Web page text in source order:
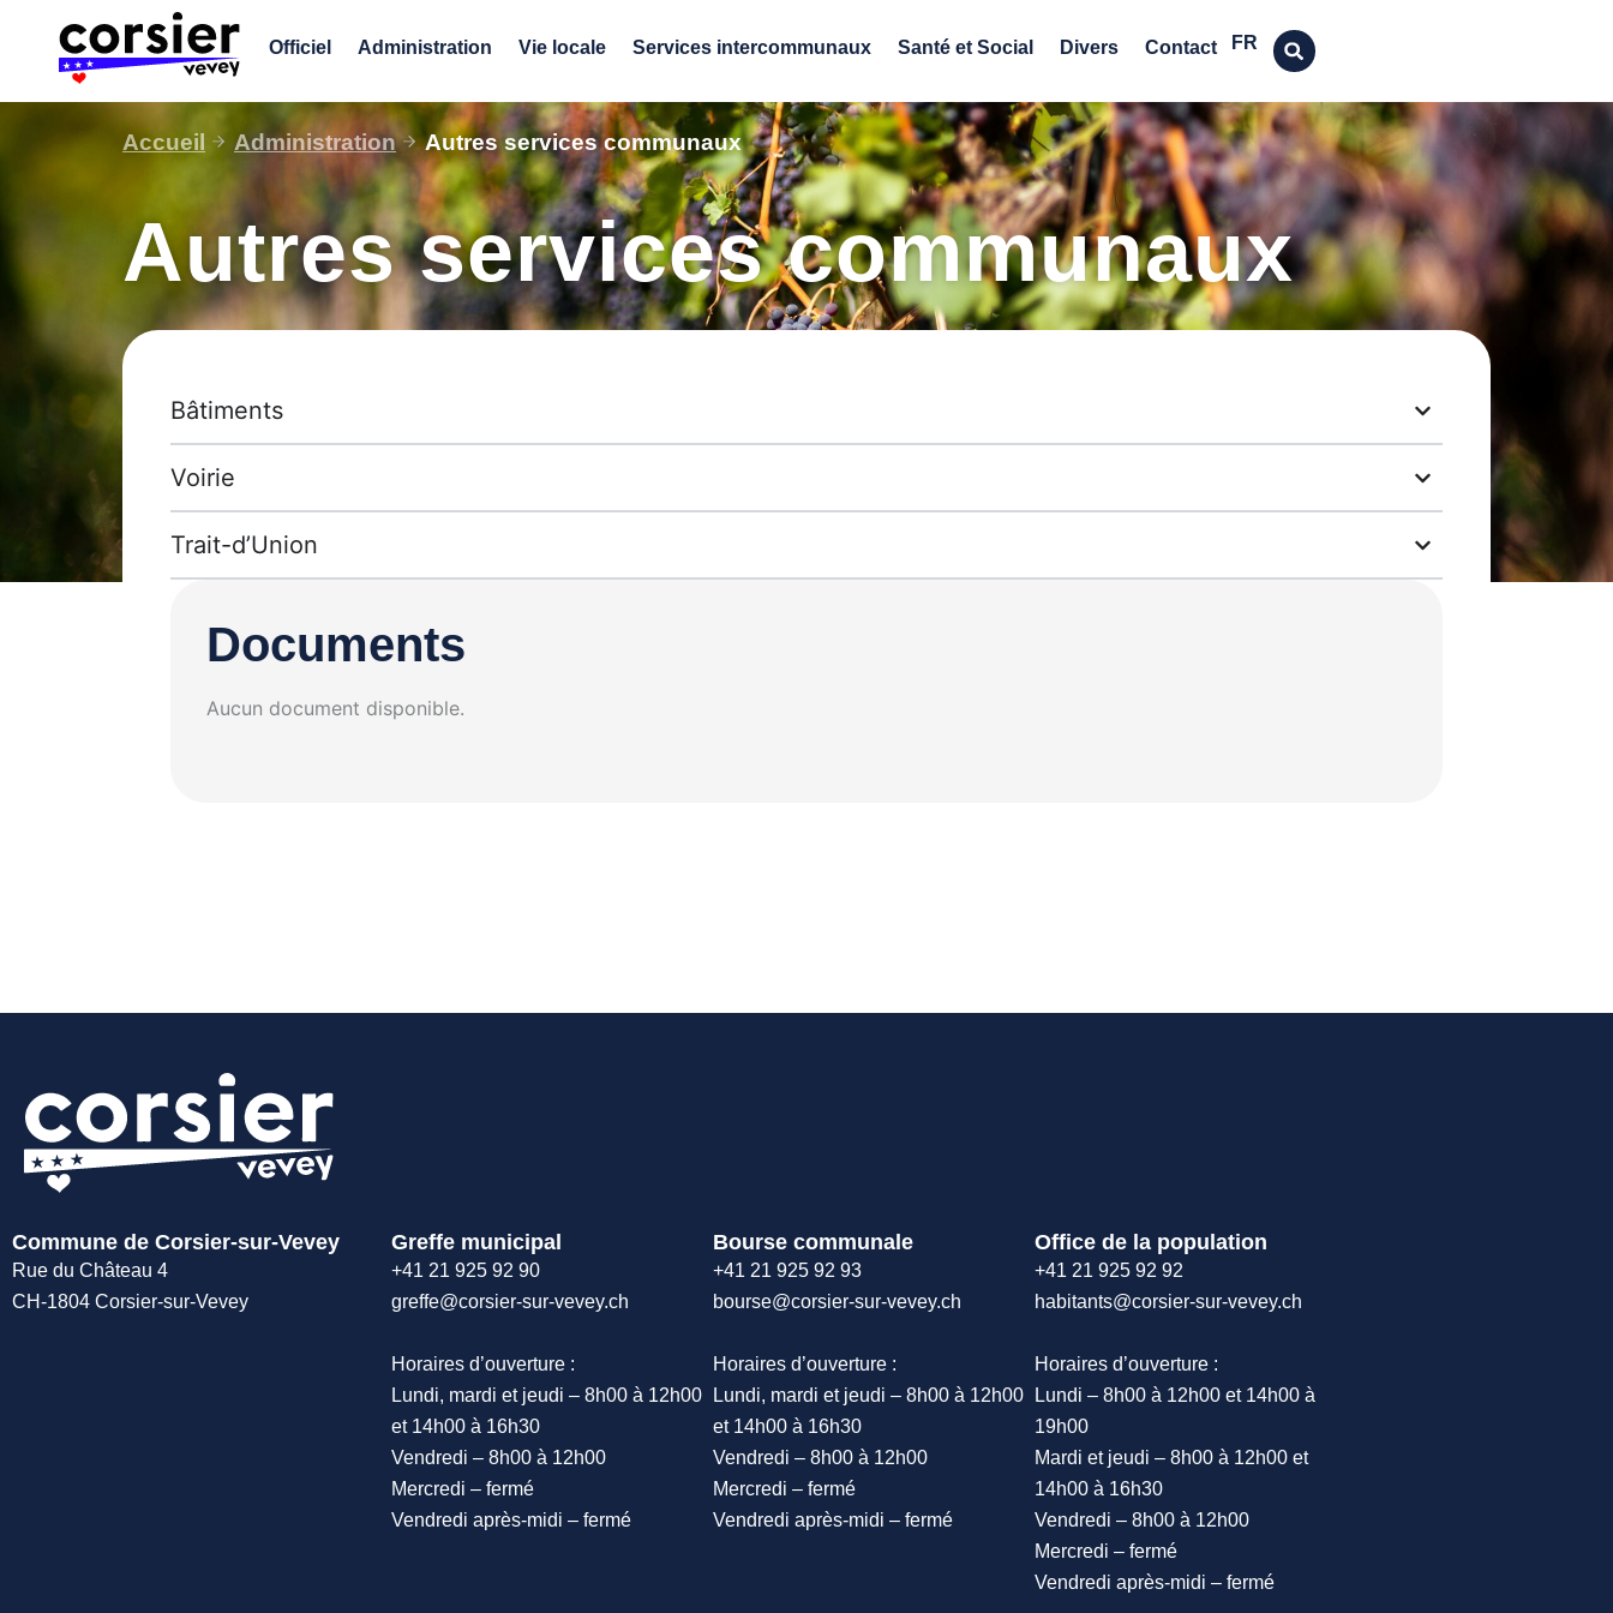
contenu
Officiel Administration Vie locale Services intercommunaux Santé et Social Divers Contact FR
EN
Accueil Administration Autres services communaux
Autres services communaux
Bâtiments
Voirie
Trait-d’Union
Documents
Aucun document disponible.
Commune de Corsier-sur-Vevey
Rue du Château 4
CH-1804 Corsier-sur-Vevey
Greffe municipal
+41 21 925 92 90
greffe@corsier-sur-vevey.ch
Horaires d’ouverture :
Lundi, mardi et jeudi – 8h00 à 12h00
et 14h00 à 16h30
Vendredi – 8h00 à 12h00
Mercredi – fermé
Vendredi après-midi – fermé
Bourse communale
+41 21 925 92 93
bourse@corsier-sur-vevey.ch
Horaires d’ouverture :
Lundi, mardi et jeudi – 8h00 à 12h00
et 14h00 à 16h30
Vendredi – 8h00 à 12h00
Mercredi – fermé
Vendredi après-midi – fermé
Office de la population
+41 21 925 92 92
habitants@corsier-sur-vevey.ch
Horaires d’ouverture :
Lundi – 8h00 à 12h00 et 14h00 à
19h00
Mardi et jeudi – 8h00 à 12h00 et
14h00 à 16h30
Vendredi – 8h00 à 12h00
Mercredi – fermé
Vendredi après-midi – fermé